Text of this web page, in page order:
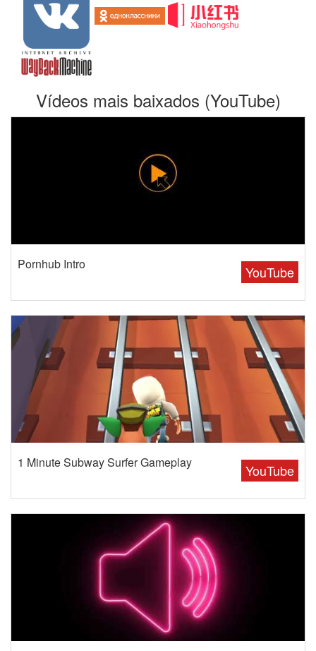
Vídeos mais baixados (YouTube)
YouTube
Pornhub Intro
YouTube
1 Minute Subway Surfer Gameplay